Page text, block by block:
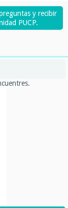
y recibir
PUCP.